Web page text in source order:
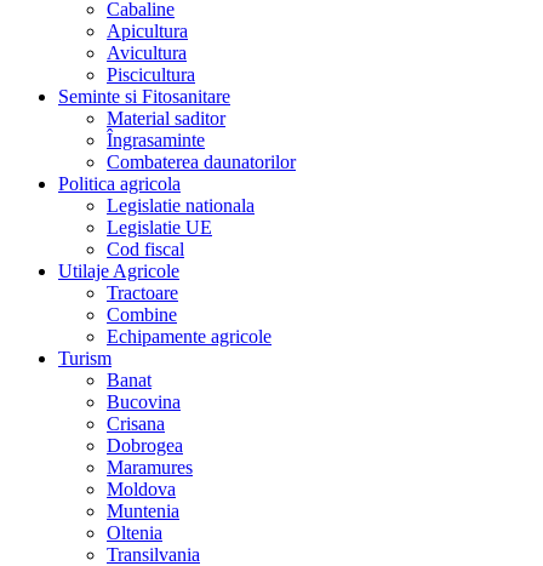
Cabaline
Apicultura
Avicultura
Piscicultura
Seminte si Fitosanitare
Material saditor
Îngrasaminte
Combaterea daunatorilor
Politica agricola
Legislatie nationala
Legislatie UE
Cod fiscal
Utilaje Agricole
Tractoare
Combine
Echipamente agricole
Turism
Banat
Bucovina
Crisana
Dobrogea
Maramures
Moldova
Muntenia
Oltenia
Transilvania